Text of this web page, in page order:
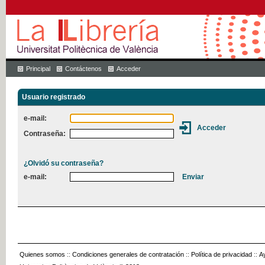
Principal Contáctenos Acceder
Usuario registrado
e-mail:
Contraseña:
¿Olvidó su contraseña?
e-mail:
Quienes somos :: Condiciones generales de contratación :: Política de privacidad ::